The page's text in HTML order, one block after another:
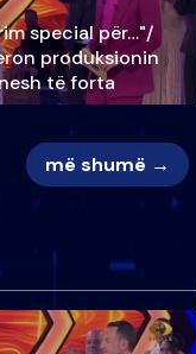
special për…"/
produksionin
të forta
më shumë →